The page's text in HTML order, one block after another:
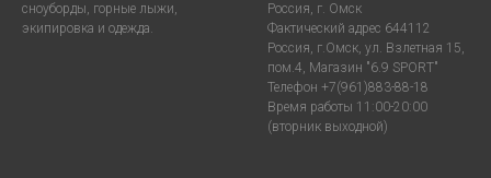
сноуборды, горные лыжи,
экипировка и одежда.
Россия, г. Омск
Фактический адрес 644112
Россия, г.Омск, ул. Взлетная 15,
пом.4, Магазин "6.9 SPORT"
Телефон +7(961)883-88-18
Время работы 11:00-20:00
(вторник выходной)